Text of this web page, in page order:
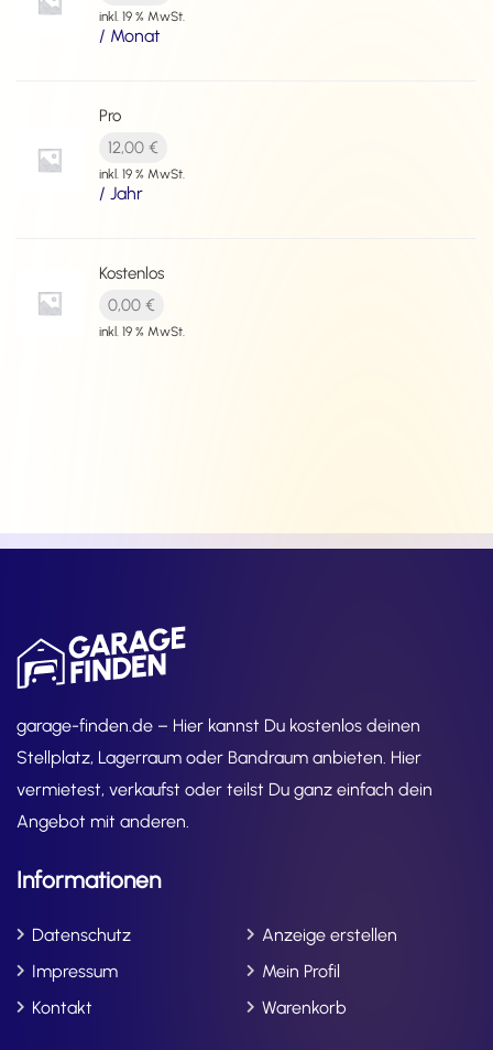
inkl. 19 % MwSt.
/ Monat
Pro
12,00 €
inkl. 19 % MwSt.
/ Jahr
Kostenlos
0,00 €
inkl. 19 % MwSt.
garage-finden.de – Hier kannst Du kostenlos deinen
Stellplatz, Lagerraum oder Bandraum anbieten. Hier
vermietest, verkaufst oder teilst Du ganz einfach dein
Angebot mit anderen.
Informationen
Datenschutz
Impressum
Kontakt
Anzeige erstellen
Mein Profil
Warenkorb